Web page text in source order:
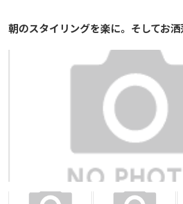
朝のスタイリングを楽に。そしてお洒